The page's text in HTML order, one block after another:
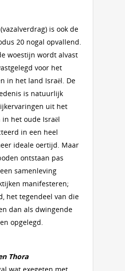
is ook de
20 nogal opvallend.
woestijn wordt alvast
voor het
in het land Israël. De
is natuurlijk
uit het
het oude Israël
in een heel
ideale oertijd. Maar
ontstaan pas
samenleving
manifesteren;
het tegendeel van die
dan als dwingende
opgelegd.
Thora